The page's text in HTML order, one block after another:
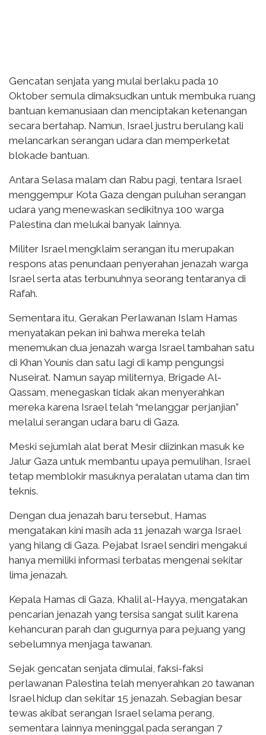
Gencatan senjata yang mulai berlaku pada 10
Oktober semula dimaksudkan untuk membuka ruang
bantuan kemanusiaan dan menciptakan ketenangan
secara bertahap. Namun, Israel justru berulang kali
melancarkan serangan udara dan memperketat
blokade bantuan.
Antara Selasa malam dan Rabu pagi, tentara Israel
menggempur Kota Gaza dengan puluhan serangan
udara yang menewaskan sedikitnya 100 warga
Palestina dan melukai banyak lainnya.
Militer Israel mengklaim serangan itu merupakan
respons atas penundaan penyerahan jenazah warga
Israel serta atas terbunuhnya seorang tentaranya di
Rafah.
Sementara itu, Gerakan Perlawanan Islam Hamas
menyatakan pekan ini bahwa mereka telah
menemukan dua jenazah warga Israel tambahan satu
di Khan Younis dan satu lagi di kamp pengungsi
Nuseirat. Namun sayap militernya, Brigade Al-
Qassam, menegaskan tidak akan menyerahkan
mereka karena Israel telah “melanggar perjanjian”
melalui serangan udara baru di Gaza.
Meski sejumlah alat berat Mesir diizinkan masuk ke
Jalur Gaza untuk membantu upaya pemulihan, Israel
tetap memblokir masuknya peralatan utama dan tim
teknis.
Dengan dua jenazah baru tersebut, Hamas
mengatakan kini masih ada 11 jenazah warga Israel
yang hilang di Gaza. Pejabat Israel sendiri mengakui
hanya memiliki informasi terbatas mengenai sekitar
lima jenazah.
Kepala Hamas di Gaza, Khalil al-Hayya, mengatakan
pencarian jenazah yang tersisa sangat sulit karena
kehancuran parah dan gugurnya para pejuang yang
sebelumnya menjaga tawanan.
Sejak gencatan senjata dimulai, faksi-faksi
perlawanan Palestina telah menyerahkan 20 tawanan
Israel hidup dan sekitar 15 jenazah. Sebagian besar
tewas akibat serangan Israel selama perang,
sementara lainnya meninggal pada serangan 7